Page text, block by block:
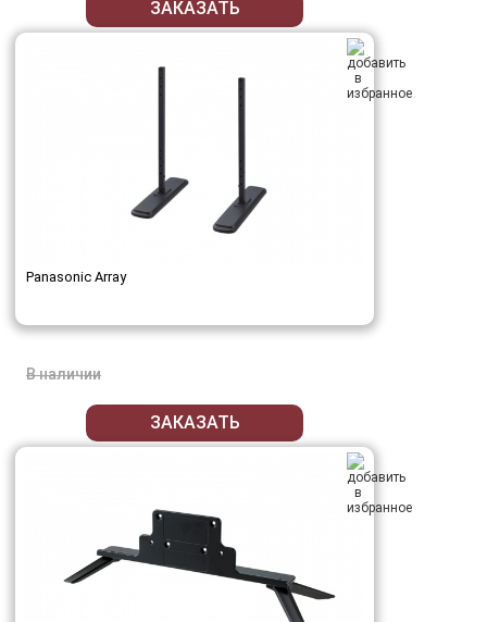
ЗАКАЗАТЬ
Panasonic Array
В наличии
ЗАКАЗАТЬ